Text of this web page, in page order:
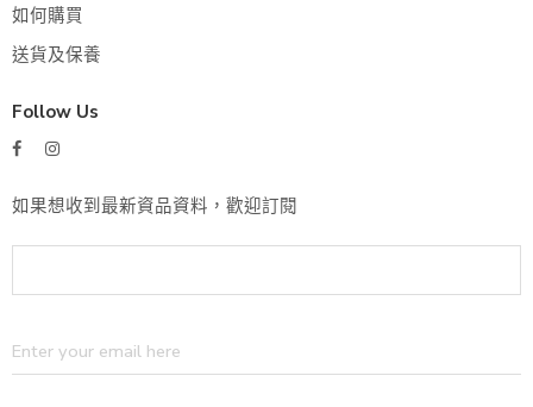
如何購買
送貨及保養
Follow Us
如果想收到最新資品資料，歡迎訂閱